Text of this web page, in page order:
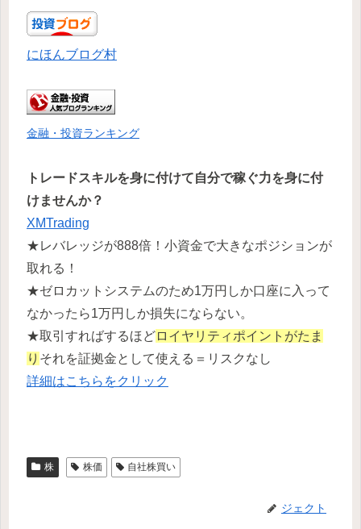
にほんブログ村
金融・投資ランキング
トレードスキルを身に付けて自分で稼ぐ力を身に付
けませんか？
XMTrading
★レバレッジが888倍！小資金で大きなポジションが
取れる！
★ゼロカットシステムのため1万円しか口座に入って
なかったら1万円しか損失にならない。
★取引すればするほどロイヤリティポイントがたま
り それを証拠金として使える＝リスクなし
詳細はこちらをクリック
株 株価 自社株買い
ジェクト